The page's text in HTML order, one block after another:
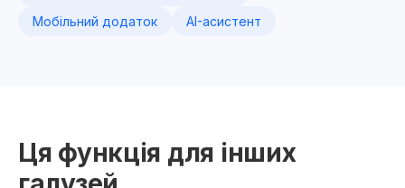
Мобільний додаток
AI-асистент
Ця функція для інших